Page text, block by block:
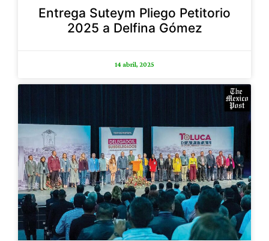
Entrega Suteym Pliego Petitorio
2025 a Delfina Gómez
14 abril, 2025